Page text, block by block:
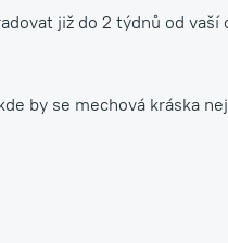
již do 2 týdnů od
by se mechová kráska